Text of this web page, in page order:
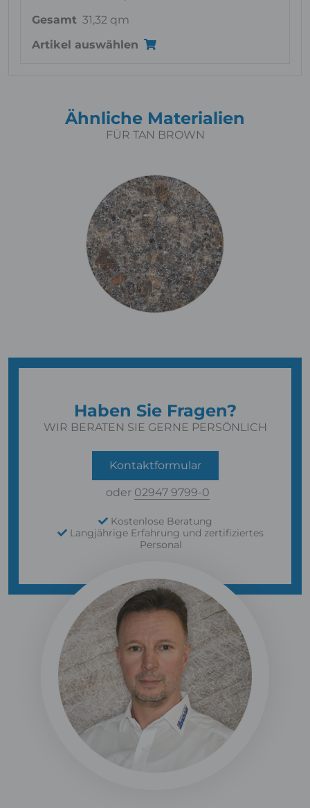
Gesamt 31,32 qm
Artikel auswählen
Ähnliche Materialien
FÜR TAN BROWN
Haben Sie Fragen?
WIR BERATEN SIE GERNE PERSÖNLICH
Kontaktformular
oder 02947 9799-0
Kostenlose Beratung
Langjährige Erfahrung und zertifiziertes
Personal